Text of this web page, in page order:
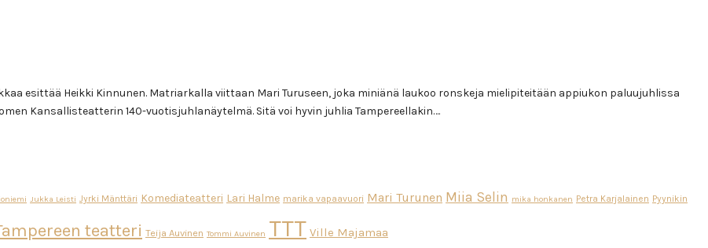
esittää Heikki Kinnunen. Matriarkalla viittaan Mari Turuseen, joka miniänä laukoo ronskeja mielipiteitään appiukon paluujuhlissa
Kansallisteatterin 140-vuotisjuhlanäytelmä. Sitä voi hyvin juhlia Tampereellakin….
Jukka Leisti Jyrki Mänttäri Komediateatteri Lari Halme marika vapaavuori Mari Turunen Miia Selin mika honkanen Petra Karjalainen Pyynikin
teatteri Teija Auvinen Tommi Auvinen TTT Ville Majamaa